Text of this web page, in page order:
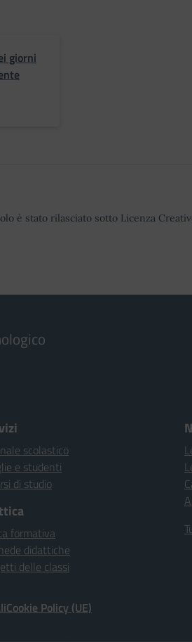
giorni
è stato rilasciato sotto Licenza
scolastico
e studenti
di studio
formativa
didattiche
delle classi
Cookie Policy (UE)